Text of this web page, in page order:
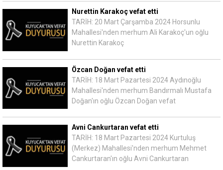
Nurettin Karakoç vefat etti
TARİH: 20 Mart Çarşamba 2024 Horsunlu
Mahallesi'nden merhum Ali Karakoç'un oğlu
Nurettin Karakoç
Özcan Doğan vefat etti
TARİH: 18 Mart Pazartesi 2024 Aydınoğlu
Mahallesi'nden merhum Bandırmalı Mustafa
Doğan'ın oğlu Özcan Doğan vefat
Avni Cankurtaran vefat etti
TARİH: 18 Mart Pazartesi 2024 Kurtuluş
(Merkez) Mahallesi'nden merhum Mehmet
Cankurtaran'ın oğlu Avni Cankurtaran